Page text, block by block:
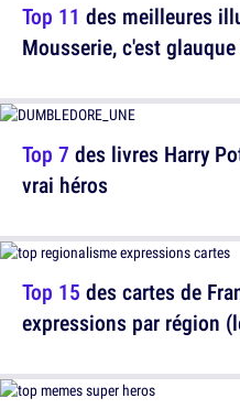
Top 11 des meilleures
Mousserie, c'est
Top 15 des cartes de
expressions par région
Top 7 des livres Harry
vrai héros